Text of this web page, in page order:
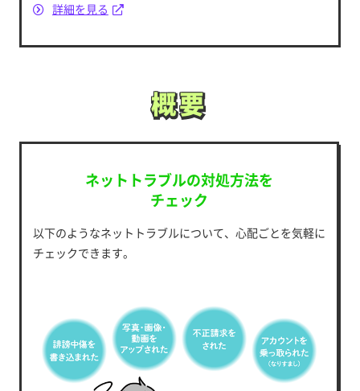
詳細を見る
概要
概要
ネットトラブルの対処方法を
チェック
以下のようなネットトラブルについて、心配ごとを気軽に
チェックできます。